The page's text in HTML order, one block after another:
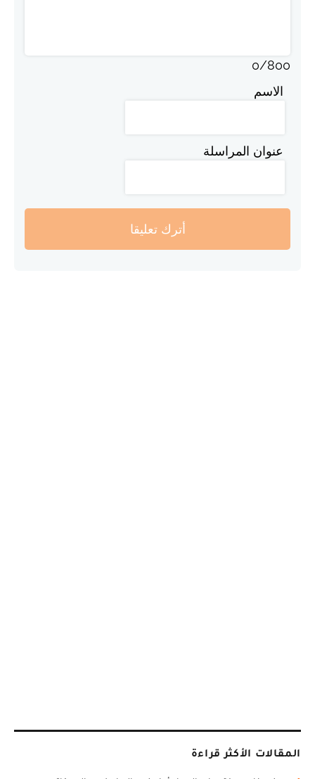
0/800
الاسم
عنوان المراسلة
أترك تعليقا
المقالات الأكثر قراءة